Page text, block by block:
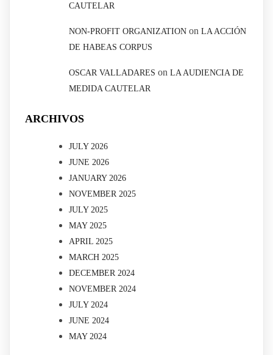
CAUTELAR
NON-PROFIT ORGANIZATION on LA ACCIÓN
DE HABEAS CORPUS
OSCAR VALLADARES on LA AUDIENCIA DE
MEDIDA CAUTELAR
ARCHIVOS
JULY 2026
JUNE 2026
JANUARY 2026
NOVEMBER 2025
JULY 2025
MAY 2025
APRIL 2025
MARCH 2025
DECEMBER 2024
NOVEMBER 2024
JULY 2024
JUNE 2024
MAY 2024